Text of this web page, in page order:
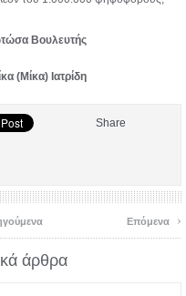
Βουλευτής
(Μίκα) Ιατρίδη
Share
Επόμενα ›
άρθρα